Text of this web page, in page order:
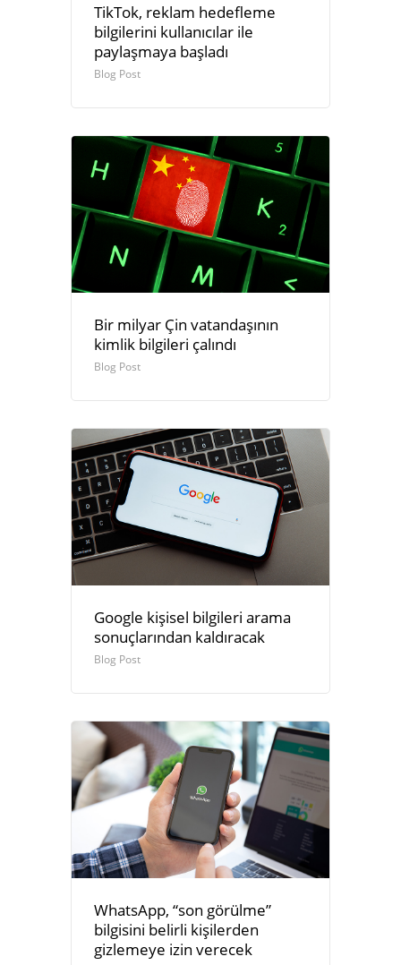
TikTok, reklam hedefleme
bilgilerini kullanıcılar ile
paylaşmaya başladı
Blog Post
Bir milyar Çin vatandaşının
kimlik bilgileri çalındı
Blog Post
Google kişisel bilgileri arama
sonuçlarından kaldıracak
Blog Post
WhatsApp, “son görülme”
bilgisini belirli kişilerden
gizlemeye izin verecek